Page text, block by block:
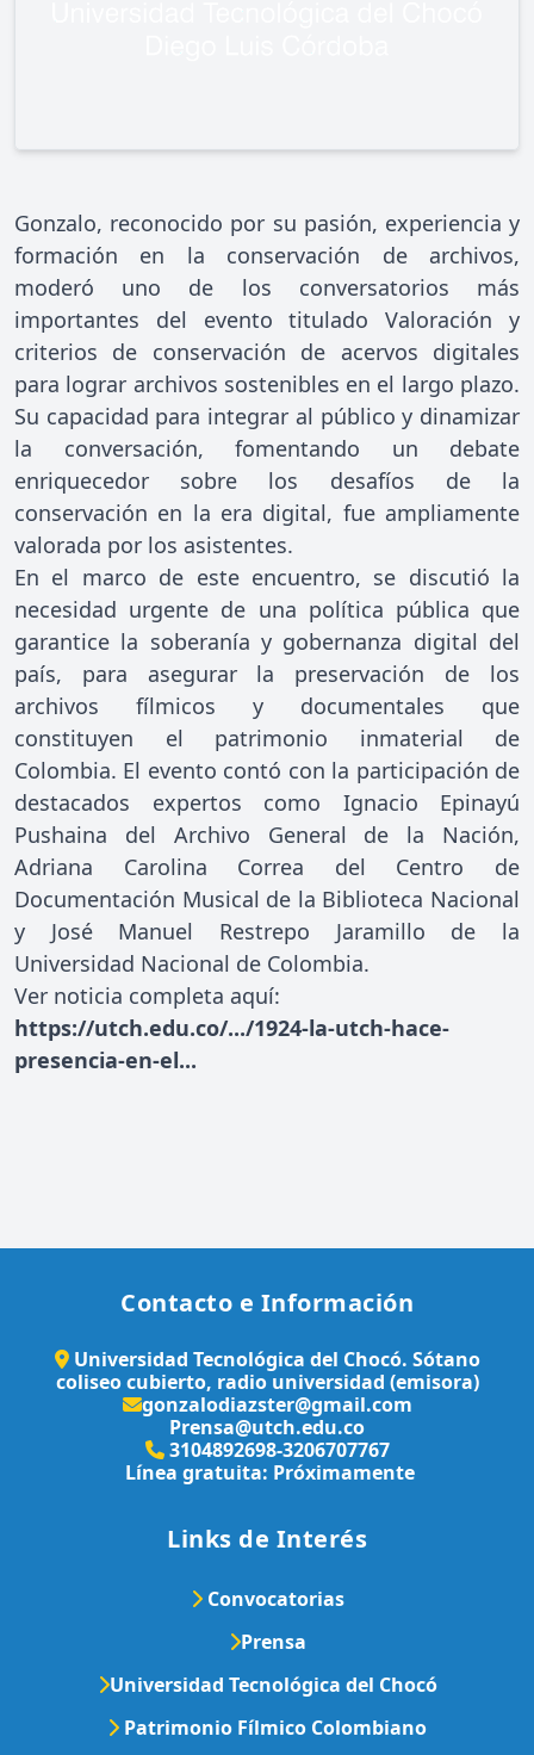
Gonzalo, reconocido por su pasión, experiencia y
formación en la conservación de archivos,
moderó uno de los conversatorios más
importantes del evento titulado Valoración y
criterios de conservación de acervos digitales
para lograr archivos sostenibles en el largo plazo.
Su capacidad para integrar al público y dinamizar
la conversación, fomentando un debate
enriquecedor sobre los desafíos de la
conservación en la era digital, fue ampliamente
valorada por los asistentes.
En el marco de este encuentro, se discutió la
necesidad urgente de una política pública que
garantice la soberanía y gobernanza digital del
país, para asegurar la preservación de los
archivos fílmicos y documentales que
constituyen el patrimonio inmaterial de
Colombia. El evento contó con la participación de
destacados expertos como Ignacio Epinayú
Pushaina del Archivo General de la Nación,
Adriana Carolina Correa del Centro de
Documentación Musical de la Biblioteca Nacional
y José Manuel Restrepo Jaramillo de la
Universidad Nacional de Colombia.
Ver noticia completa aquí:
https://utch.edu.co/.../1924-la-utch-hace-
presencia-en-el...
Contacto e Información
Universidad Tecnológica del Chocó. Sótano
coliseo cubierto, radio universidad (emisora)
gonzalodiazster@gmail.com
Prensa@utch.edu.co
3104892698-3206707767
Línea gratuita: Próximamente
Links de Interés
Convocatorias
Prensa
Universidad Tecnológica del Chocó
Patrimonio Fílmico Colombiano